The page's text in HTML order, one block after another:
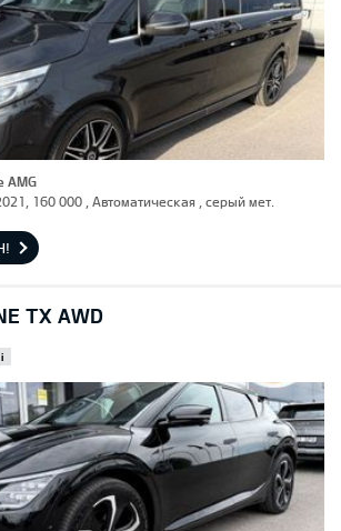
AMG
160 000 , Автоматическая , серый мет.
TX AWD
i